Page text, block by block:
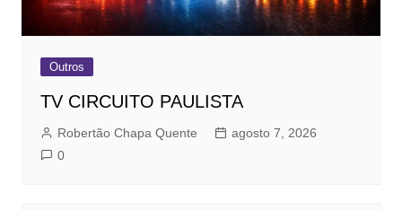
Outros
TV CIRCUITO PAULISTA
Robertão Chapa Quente
agosto 7, 2026
0